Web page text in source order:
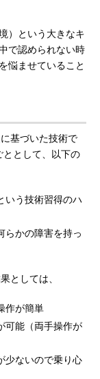
）という大きなキ
で認められない時
悩ませていること
基づいた技術で
として、以下の
いう技術習得のハ
らかの障害を持っ
としては、
作が簡単
可能（両手操作が
少ないので乗り心